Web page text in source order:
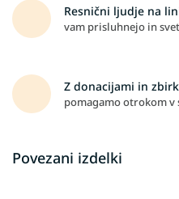
Resnični ljudje na
vam prisluhnejo in
Z donacijami in
pomagamo otrokom v
Povezani izdelki